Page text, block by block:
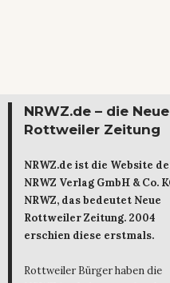
NRWZ.de – die Neue
Rottweiler Zeitung
NRWZ.de ist die Website
NRWZ Verlag GmbH & Co.
NRWZ, das bedeutet Neue
Rottweiler Zeitung. 2004
erschien diese erstmals.
Rottweiler Bürger haben die